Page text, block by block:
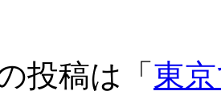
投稿は「 東